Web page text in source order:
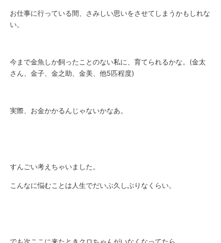
お仕事に行っている間、さみしい思いをさせてしまうかもしれな
い。
今まで金魚しか飼ったことのない私に、育てられるかな。(金太
さん、金子、金之助、金美、他5匹程度)
実際、お金かかるんじゃないかなあ。
すんごい考えちゃいました。
こんなに悩むことは人生でだいぶ久しぶりなくらい。
でも次ここに来たときクロちゃんがいなくなってたら、